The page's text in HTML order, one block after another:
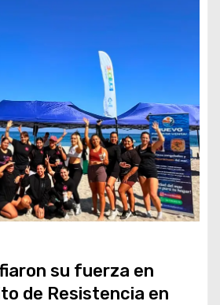
su fuerza en
de Resistencia en